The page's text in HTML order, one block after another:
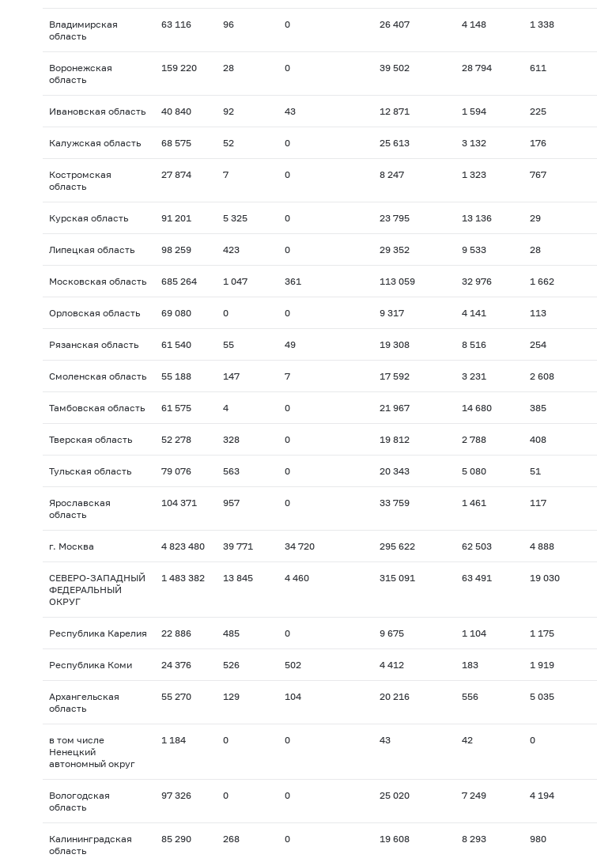
Владимирская
область
63 116 96 0 26 407 4 148 1 338
Воронежская
область
159 220 28 0 39 502 28 794 611
Ивановская область 40 840 92 43 12 871 1 594 225
Калужская область 68 575 52 0 25 613 3 132 176
Костромская
область
27 874 7 0 8 247 1 323 767
Курская область 91 201 5 325 0 23 795 13 136 29
Липецкая область 98 259 423 0 29 352 9 533 28
Московская область 685 264 1 047 361 113 059 32 976 1 662
Орловская область 69 080 0 0 9 317 4 141 113
Рязанская область 61 540 55 49 19 308 8 516 254
Смоленская область 55 188 147 7 17 592 3 231 2 608
Тамбовская область 61 575 4 0 21 967 14 680 385
Тверская область 52 278 328 0 19 812 2 788 408
Тульская область 79 076 563 0 20 343 5 080 51
Ярославская
область
104 371 957 0 33 759 1 461 117
г. Москва 4 823 480 39 771 34 720 295 622 62 503 4 888
СЕВЕРО-ЗАПАДНЫЙ
ФЕДЕРАЛЬНЫЙ
ОКРУГ
1 483 382 13 845 4 460 315 091 63 491 19 030
Республика Карелия 22 886 485 0 9 675 1 104 1 175
Республика Коми 24 376 526 502 4 412 183 1 919
Архангельская
область
55 270 129 104 20 216 556 5 035
в том числе
Ненецкий
автономный округ
1 184 0 0 43 42 0
Вологодская
область
97 326 0 0 25 020 7 249 4 194
Калининградская
область
85 290 268 0 19 608 8 293 980